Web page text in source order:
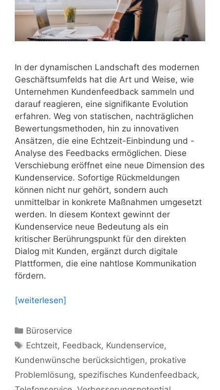
In der dynamischen Landschaft des modernen
Geschäftsumfelds hat die Art und Weise, wie
Unternehmen Kundenfeedback sammeln und
darauf reagieren, eine signifikante Evolution
erfahren. Weg von statischen, nachträglichen
Bewertungsmethoden, hin zu innovativen
Ansätzen, die eine Echtzeit-Einbindung und -
Analyse des Feedbacks ermöglichen. Diese
Verschiebung eröffnet eine neue Dimension des
Kundenservice. Sofortige Rückmeldungen
können nicht nur gehört, sondern auch
unmittelbar in konkrete Maßnahmen umgesetzt
werden. In diesem Kontext gewinnt der
Kundenservice neue Bedeutung als ein
kritischer Berührungspunkt für den direkten
Dialog mit Kunden, ergänzt durch digitale
Plattformen, die eine nahtlose Kommunikation
fördern.
[weiterlesen]
Kategorien
Büroservice
Schlagwörter
Echtzeit, Feedback, Kundenservice,
Kundenwünsche berücksichtigen, prokative
Problemlösung, spezifisches Kundenfeedback,